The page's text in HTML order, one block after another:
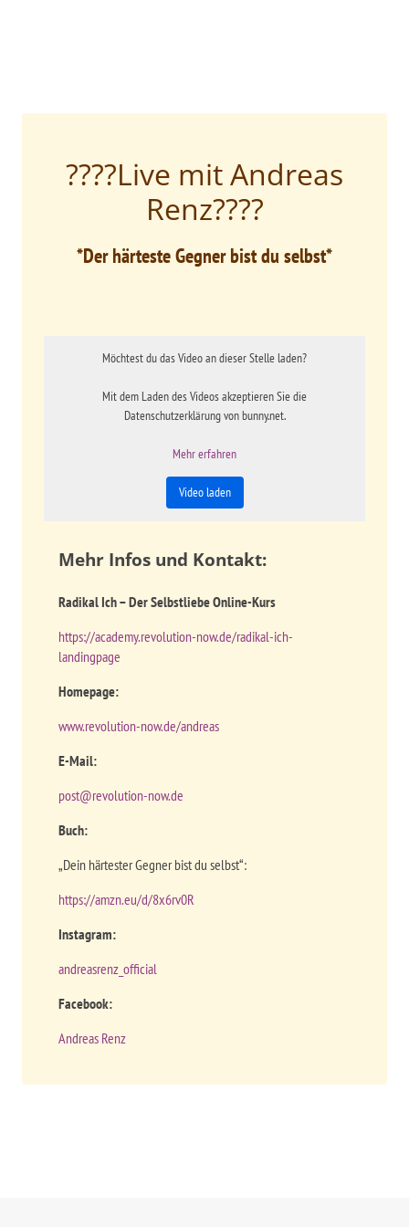
????Live mit Andreas
Renz????
*Der härteste Gegner bist du selbst*
Möchtest du das Video an dieser Stelle laden?
Mit dem Laden des Videos akzeptieren Sie die
Datenschutzerklärung von bunny.net.
Mehr erfahren
Video laden
Mehr Infos und Kontakt:
Radikal Ich – Der Selbstliebe Online-Kurs
https://academy.revolution-now.de/radikal-ich-
landingpage
Homepage:
www.revolution-now.de/andreas
E-Mail:
post@revolution-now.de
Buch:
„Dein härtester Gegner bist du selbst“:
https://amzn.eu/d/8x6rv0R
Instagram:
andreasrenz_official
Facebook:
Andreas Renz